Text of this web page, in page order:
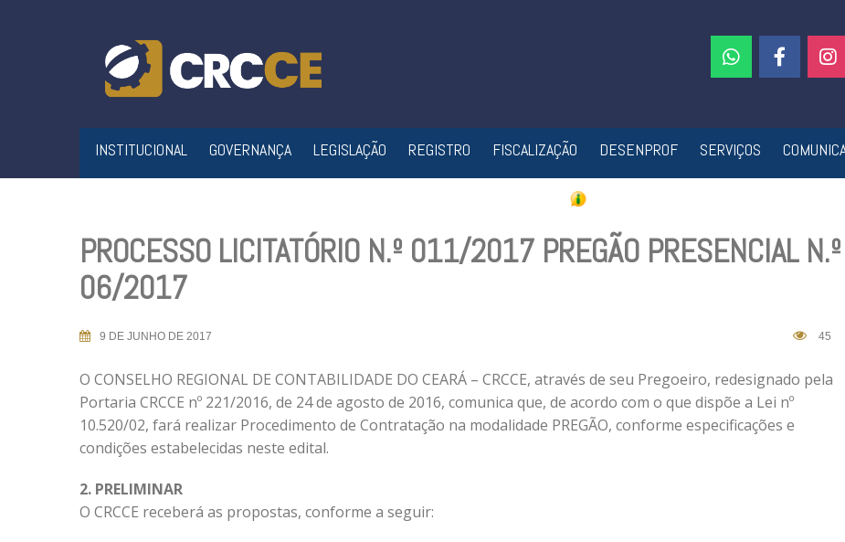
INSTITUCIONAL GOVERNANÇA LEGISLAÇÃO REGISTRO FISCALIZAÇÃO DESENPROF SERVIÇOS
PROCESSO LICITATÓRIO N.º 011/2017 PREGÃO PRESENCIAL N.º
06/2017
9 DE JUNHO DE 2017 45
O CONSELHO REGIONAL DE CONTABILIDADE DO CEARÁ – CRCCE, através de seu Pregoeiro, redesignado pela
Portaria CRCCE nº 221/2016, de 24 de agosto de 2016, comunica que, de acordo com o que dispõe a Lei nº
10.520/02, fará realizar Procedimento de Contratação na modalidade PREGÃO, conforme especificações e
condições estabelecidas neste edital.
2. PRELIMINAR
O CRCCE receberá as propostas, conforme a seguir: